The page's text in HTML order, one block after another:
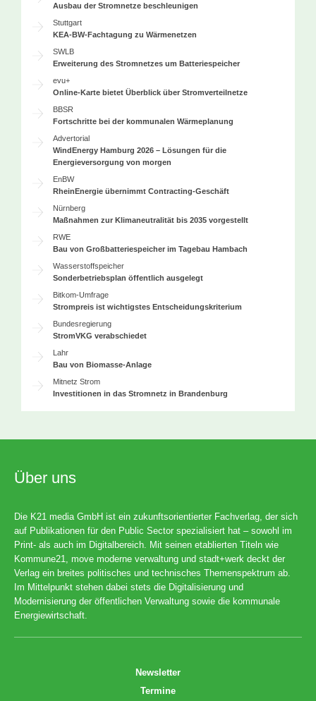
Ausbau der Stromnetze beschleunigen
Stuttgart
KEA-BW-Fachtagung zu Wärmenetzen
SWLB
Erweiterung des Stromnetzes um Batteriespeicher
evu+
Online-Karte bietet Überblick über Stromverteilnetze
BBSR
Fortschritte bei der kommunalen Wärmeplanung
Advertorial
WindEnergy Hamburg 2026 – Lösungen für die
Energieversorgung von morgen
EnBW
RheinEnergie übernimmt Contracting-Geschäft
Nürnberg
Maßnahmen zur Klimaneutralität bis 2035 vorgestellt
RWE
Bau von Großbatteriespeicher im Tagebau Hambach
Wasserstoffspeicher
Sonderbetriebsplan öffentlich ausgelegt
Bitkom-Umfrage
Strompreis ist wichtigstes Entscheidungskriterium
Bundesregierung
StromVKG verabschiedet
Lahr
Bau von Biomasse-Anlage
Mitnetz Strom
Investitionen in das Stromnetz in Brandenburg
Über uns
Die K21 media GmbH ist ein zukunftsorientierter Fachverlag, der sich
auf Publikationen für den Public Sector spezialisiert hat – sowohl im
Print- als auch im Digitalbereich. Mit seinen etablierten Titeln wie
Kommune21, move moderne verwaltung und stadt+werk deckt der
Verlag ein breites politisches und technisches Themenspektrum ab.
Im Mittelpunkt stehen dabei stets die Digitalisierung und
Modernisierung der öffentlichen Verwaltung sowie die kommunale
Energiewirtschaft.
Newsletter
Termine